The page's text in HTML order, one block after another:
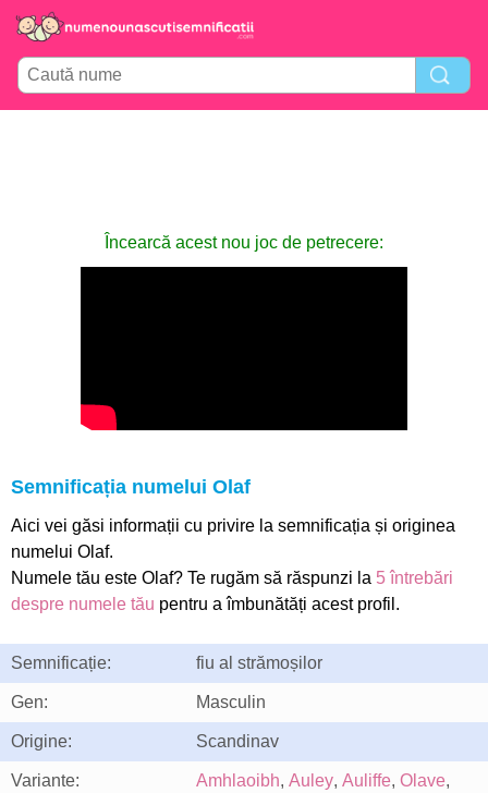
Încearcă acest nou joc de petrecere:
Semnificația numelui Olaf
Aici vei găsi informații cu privire la semnificația și originea
numelui Olaf.
Numele tău este Olaf? Te rugăm să răspunzi la 5 întrebări
despre numele tău pentru a îmbunătăți acest profil.
Semnificație: fiu al strămoșilor
Gen: Masculin
Origine: Scandinav
Variante: Amhlaoibh, Auley, Auliffe, Olave,